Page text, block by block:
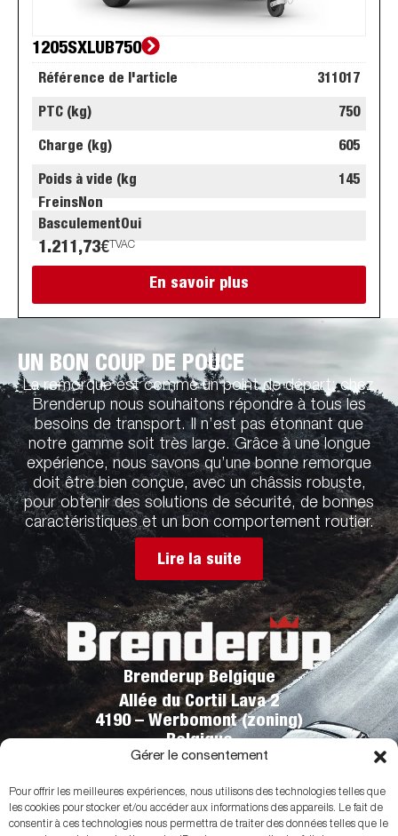
Gérer le consentement
Pour offrir les meilleures expériences, nous utilisons des technologies telles que
les cookies pour stocker et/ou accéder aux informations des appareils. Le fait de
consentir à ces technologies nous permettra de traiter des données telles que le
1205SXLUB750
Référence de l'article 311017
PTC (kg) 750
Charge (kg) 605
Poids à vide (kg
145
FreinsNon
BasculementOui
1.211,73€ TVAC
En savoir plus
UN BON COUP DE POUCE
La remorque est comme un point de départ: chez
Brenderup nous souhaitons répondre à tous les
besoins de transport. Il n’est pas étonnant que
notre gamme soit très large. Grâce à une longue
expérience, nous savons qu’une bonne remorque
doit être bien conçue, avec un châssis robuste,
pour obtenir des solutions de sécurité, de bonnes
caractéristiques et un bon comportement routier.
Lire la suite
Brenderup Belgique
Allée du Cortil Lava 2
4190 – Werbomont (zoning)
Belgique
info@brenderuptrailer.be
Copyright © 2025 Brenderup. Tous les droits sont réservés. Brenderup fait partie du groupe
Brenderup. Brenderup et ses autres marques, avec ses produits et ses caractéristiques sont